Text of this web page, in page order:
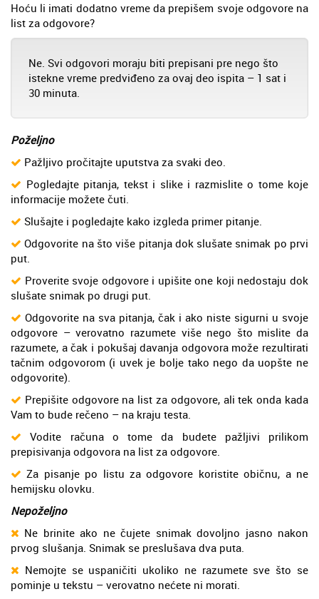
Hoću li imati dodatno vreme da prepišem svoje odgovore na
list za odgovore?
Ne. Svi odgovori moraju biti prepisani pre nego što
istekne vreme predviđeno za ovaj deo ispita – 1 sat i
30 minuta.
Poželjno
Pažljivo pročitajte uputstva za svaki deo.
Pogledajte pitanja, tekst i slike i razmislite o tome koje
informacije možete čuti.
Slušajte i pogledajte kako izgleda primer pitanje.
Odgovorite na što više pitanja dok slušate snimak po prvi
put.
Proverite svoje odgovore i upišite one koji nedostaju dok
slušate snimak po drugi put.
Odgovorite na sva pitanja, čak i ako niste sigurni u svoje
odgovore – verovatno razumete više nego što mislite da
razumete, a čak i pokušaj davanja odgovora može rezultirati
tačnim odgovorom (i uvek je bolje tako nego da uopšte ne
odgovorite).
Prepišite odgovore na list za odgovore, ali tek onda kada
Vam to bude rečeno – na kraju testa.
Vodite računa o tome da budete pažljivi prilikom
prepisivanja odgovora na list za odgovore.
Za pisanje po listu za odgovore koristite običnu, a ne
hemijsku olovku.
Nepoželjno
Ne brinite ako ne čujete snimak dovoljno jasno nakon
prvog slušanja. Snimak se preslušava dva puta.
Nemojte se uspaničiti ukoliko ne razumete sve što se
pominje u tekstu – verovatno nećete ni morati.